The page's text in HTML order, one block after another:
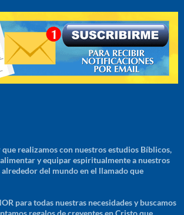
que realizamos con nuestros estudios Bíblicos,
y equipar espiritualmente a nuestros
del mundo en el llamado que
para todas nuestras necesidades y buscamos